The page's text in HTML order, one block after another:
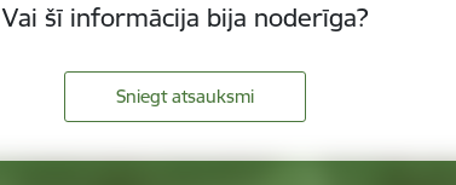
Vai šī informācija bija noderīga?
Sniegt atsauksmi